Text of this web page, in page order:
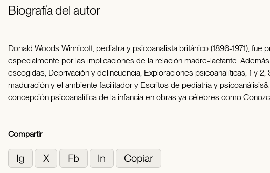
Biografía del autor
Donald Woods Winnicott, pediatra y psicoanalista británico (1896-1971),
especialmente por las implicaciones de la relación madre-lactante.
escogidas, Deprivación y delincuencia, Exploraciones psicoanalíticas, 1 y
maduración y el ambiente facilitador y Escritos de pediatría y
concepción psicoanalítica de la infancia en obras ya célebres como
Compartir